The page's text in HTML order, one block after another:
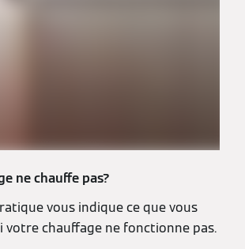
ne chauffe pas?
vous indique ce que vous
votre chauffage ne fonctionne pas.